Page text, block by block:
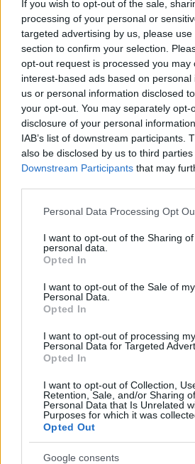
If you wish to opt-out of the sale,
processing of your personal or
targeted advertising by us, please
section to confirm your selection.
opt-out request is processed you may
interest-based ads based on
us or personal information disclosed
your opt-out. You may separately opt-
disclosure of your personal
IAB’s list of downstream participants.
also be disclosed by us to third
Downstream Participants that may
Please note that this website/app
not limited to your visit or usage
grant or deny consent to Google and
use your data for below specified
consent section.
Personal Data Processing Opt
I want to opt-out of the Sharing
personal data.
Opted In
I want to opt-out of the Sale of my
Personal Data.
Opted In
I want to opt-out of processing my
Personal Data for Targeted
Opted In
I want to opt-out of Collection,
Retention, Sale, and/or Sharing
Personal Data that Is Unrelated
Purposes for which it was
Opted Out
Google consents
Notizie in
Entra nel
GalluraOggi.it
Ricevi le nostre
Condividi l'articolo
F
a
ce
b
o
o
k
T
w
it
te
r
n
re
st
h
s
A
p
p
h
re
Prossimo articolo
NOTIZIE RECENTI
Le previsioni meteo per il
Gallura